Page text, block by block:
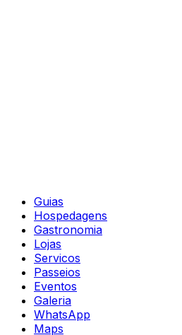
Guias
Hospedagens
Gastronomia
Lojas
Servicos
Passeios
Eventos
Galeria
WhatsApp
Maps